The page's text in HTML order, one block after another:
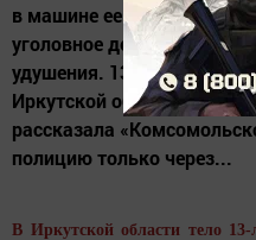
в машине ее соседа.
уголовное дело, на шее
удушения. 13-летняя
Иркутской области
рассказала
полицию только через...
В Иркутской области тело